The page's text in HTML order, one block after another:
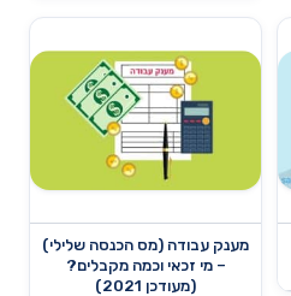
מענק עבודה (מס הכנסה שלילי)
– מי זכאי וכמה מקבלים?
(מעודכן 2021)